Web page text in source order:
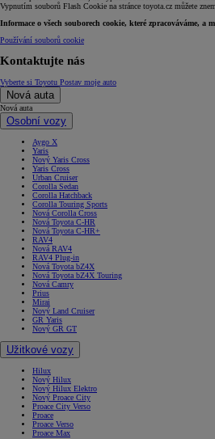
Vypnutím souborů Flash Cookie na stránce toyota.cz můžete
Informace o všech souborech cookie, které zpracováváme, a
Používání souborů cookie
Kontaktujte nás
Vyberte si Toyotu Postav moje auto
Nová auta
Nová auta
Osobní vozy
Aygo X
Yaris
Nový Yaris Cross
Yaris Cross
Urban Cruiser
Corolla Sedan
Corolla Hatchback
Corolla Touring Sports
Nová Corolla Cross
Nová Toyota C-HR
Nová Toyota C-HR+
RAV4
Nová RAV4
RAV4 Plug-in
Nová Toyota bZ4X
Nová Toyota bZ4X Touring
Nová Camry
Prius
Mirai
Nový Land Cruiser
GR Yaris
Nový GR GT
Užitkové vozy
Hilux
Nový Hilux
Nový Hilux Elektro
Nový Proace City
Proace City Verso
Proace
Proace Verso
Proace Max